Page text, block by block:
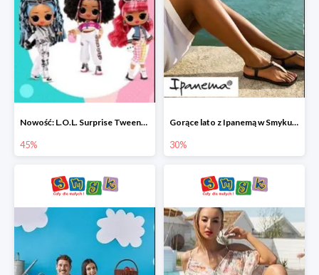
Nowość: L.O.L. Surprise Tweens Doll w Smyku do -45%
45%
Gorące lato z Ipanemą w Smyku do -30%
30%